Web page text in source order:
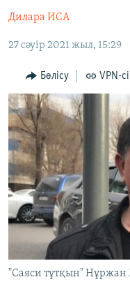
main
Navigation
Skip
Search
АДАМ ҚҰҚЫҚТАРЫ
ӘЛЕУМЕТ
ӘЛЕМ
АРНАЙЫ ЖОБАЛАР
Русский
ЖАЗЫЛЫҢЫЗ
Басқа тілдерде
Дилара ИСА
27 сәуір 2021 жыл, 15:29
Бөлісу VPN-
"Саяси тұтқын"